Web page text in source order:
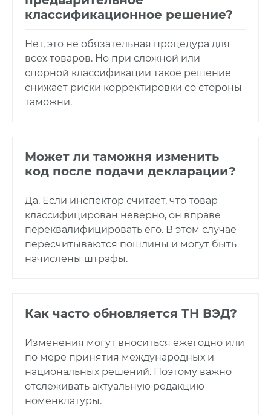
классификационное решение?
Нет, это не обязательная процедура для
всех товаров. Но при сложной или
спорной классификации такое решение
снижает риски корректировки со стороны
таможни.
Может ли таможня изменить
код после подачи декларации?
Да. Если инспектор считает, что товар
классифицирован неверно, он вправе
переквалифицировать его. В этом случае
пересчитываются пошлины и могут быть
начислены штрафы.
Как часто обновляется ТН ВЭД?
Изменения могут вноситься ежегодно или
по мере принятия международных и
национальных решений. Поэтому важно
отслеживать актуальную редакцию
номенклатуры.